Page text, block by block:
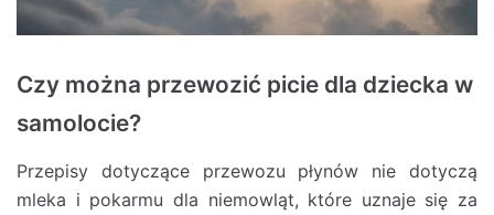
Czy można przewozić picie dla dziecka w
samolocie?
Przepisy dotyczące przewozu płynów nie dotyczą
mleka i pokarmu dla niemowląt, które uznaje się za